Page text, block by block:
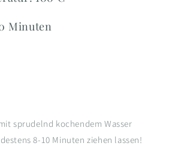
Minuten
sprudelnd kochendem Wasser
8-10 Minuten ziehen lassen!